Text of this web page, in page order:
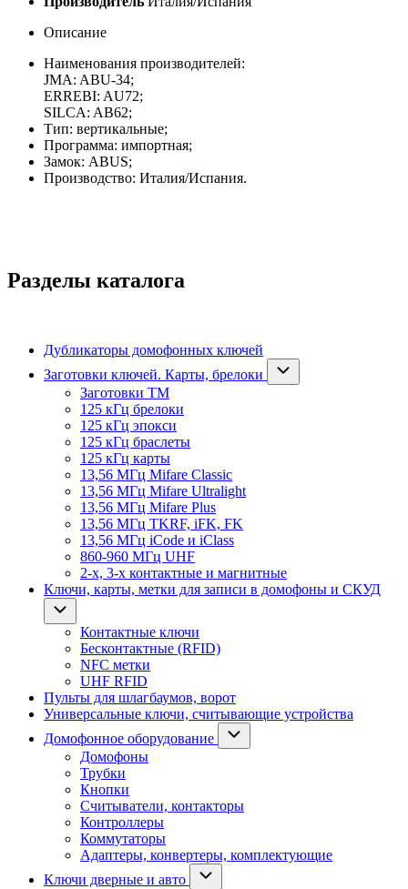
Описание
Наименования производителей:
JMA: ABU-34;
ERREBI: AU72;
SILCA: AB62;
Тип: вертикальные;
Программа: импортная;
Замок: ABUS;
Производство: Италия/Испания.
Разделы каталога
Дубликаторы домофонных ключей
Заготовки ключей. Карты, брелоки
Заготовки ТМ
125 кГц брелоки
125 кГц эпокси
125 кГц браслеты
125 кГц карты
13,56 МГц Mifare Classic
13,56 МГц Mifare Ultralight
13,56 МГц Mifare Plus
13,56 МГц TKRF, iFK, FK
13,56 МГц iCode и iClass
860-960 МГц UHF
2-х, 3-х контактные и магнитные
Ключи, карты, метки для записи в домофоны и СКУД
Контактные ключи
Бесконтактные (RFID)
NFC метки
UHF RFID
Пульты для шлагбаумов, ворот
Универсальные ключи, считывающие устройства
Домофонное оборудование
Домофоны
Трубки
Кнопки
Считыватели, контакторы
Контроллеры
Коммутаторы
Адаптеры, конвертеры, комплектующие
Ключи дверные и авто